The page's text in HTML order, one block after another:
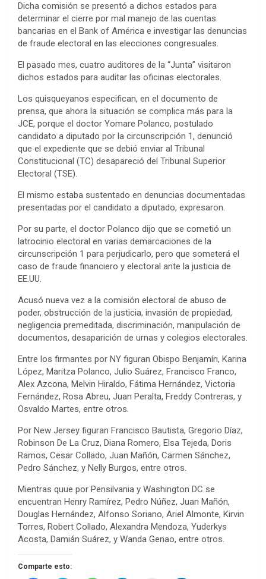
Dicha comisión se presentó a dichos estados para
determinar el cierre por mal manejo de las cuentas
bancarias en el Bank of América e investigar las denuncias
de fraude electoral en las elecciones congresuales.
El pasado mes, cuatro auditores de la “Junta” visitaron
dichos estados para auditar las oficinas electorales.
Los quisqueyanos especifican, en el documento de
prensa, que ahora la situación se complica más para la
JCE, porque el doctor Yomare Polanco, postulado
candidato a diputado por la circunscripción 1, denunció
que el expediente que se debió enviar al Tribunal
Constitucional (TC) desapareció del Tribunal Superior
Electoral (TSE).
El mismo estaba sustentado en denuncias documentadas
presentadas por el candidato a diputado, expresaron.
Por su parte, el doctor Polanco dijo que se cometió un
latrocinio electoral en varias demarcaciones de la
circunscripción 1 para perjudicarlo, pero que someterá el
caso de fraude financiero y electoral ante la justicia de
EE.UU.
Acusó nueva vez a la comisión electoral de abuso de
poder, obstrucción de la justicia, invasión de propiedad,
negligencia premeditada, discriminación, manipulación de
documentos, desaparición de urnas y colegios electorales.
Entre los firmantes por NY figuran Obispo Benjamín, Karina
López, Maritza Polanco, Julio Suárez, Francisco Franco,
Alex Azcona, Melvin Hiraldo, Fátima Hernández, Victoria
Fernández, Rosa Abreu, Juan Peralta, Freddy Contreras, y
Osvaldo Martes, entre otros.
Por New Jersey figuran Francisco Bautista, Gregorio Díaz,
Robinson De La Cruz, Diana Romero, Elsa Tejeda, Doris
Ramos, Cesar Collado, Juan Mañón, Carmen Sánchez,
Pedro Sánchez, y Nelly Burgos, entre otros.
Mientras quue por Pensilvania y Washington DC se
encuentran Henry Ramírez, Pedro Núñez, Juan Mañón,
Douglas Hernández, Alfonso Soriano, Ariel Almonte, Kirvin
Torres, Robert Collado, Alexandra Mendoza, Yuderkys
Acosta, Damián Suárez, y Wanda Genao, entre otros.
Comparte esto: